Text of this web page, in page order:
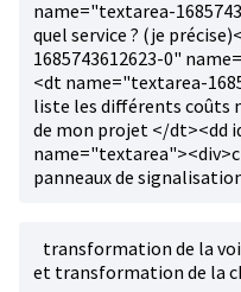
name="textarea-
quel service ? (je
1685743612623-0"
<dt name="textarea-
liste les différents coûts
de mon projet </dt><dd
panneaux de
transformation de la
et transformation de la